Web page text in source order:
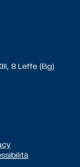
8 Leffe (Bg)